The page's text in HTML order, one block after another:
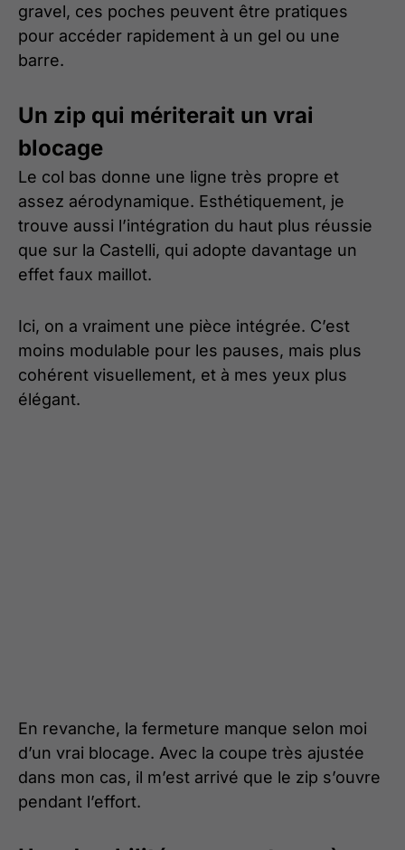
gravel, ces poches peuvent être pratiques
pour accéder rapidement à un gel ou une
barre.
Un zip qui mériterait un vrai
blocage
Le col bas donne une ligne très propre et
assez aérodynamique. Esthétiquement, je
trouve aussi l’intégration du haut plus réussie
que sur la Castelli, qui adopte davantage un
effet faux maillot.
Ici, on a vraiment une pièce intégrée. C’est
moins modulable pour les pauses, mais plus
cohérent visuellement, et à mes yeux plus
élégant.
En revanche, la fermeture manque selon moi
d’un vrai blocage. Avec la coupe très ajustée
dans mon cas, il m’est arrivé que le zip s’ouvre
pendant l’effort.